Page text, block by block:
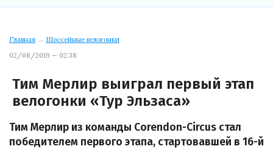
Главная → Шоссейные велогонки
02/08/2019 — 02:38
Тим Мерлир выиграл первый этап
велогонки «Тур Эльзаса»
Тим Мерлир из команды Corendon-Circus стал
победителем первого этапа, стартовавшей в 16-й